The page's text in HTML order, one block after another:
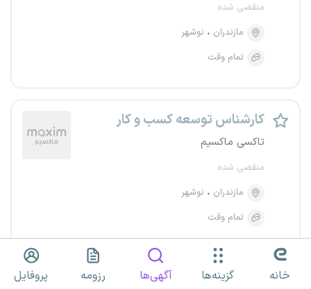
منقضی شده
مازندران
نوشهر
تمام وقت
کارشناس توسعه کسب و کار
تاکسی ماکسیم
منقضی شده
مازندران
نوشهر
تمام وقت
کارشناس توسعه کسب و کار خانه گزینه‌ها آگهی‌ها رزومه پروفایل